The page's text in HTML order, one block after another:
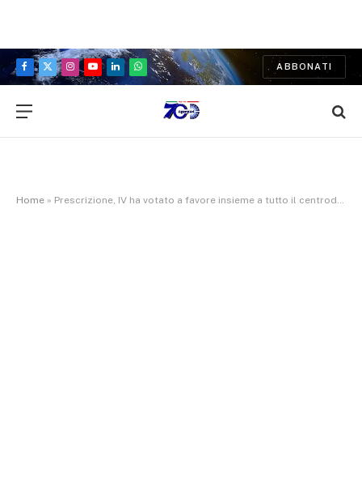
Facebook
X
Instagram
YouTubeLinkedInWhatsApp
ABBONATI
Home » Prescrizione, IV ha votato a favore insieme a tutto il centrodestra